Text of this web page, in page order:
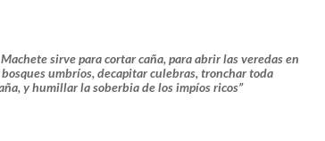
Machete sirve para cortar caña, para abrir las veredas en
umbríos, decapitar culebras, tronchar toda
y humillar la soberbia de los impíos ricos”